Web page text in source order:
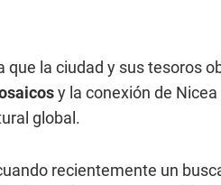
que la ciudad y sus tesoros
y la conexión de
global.
recientemente un